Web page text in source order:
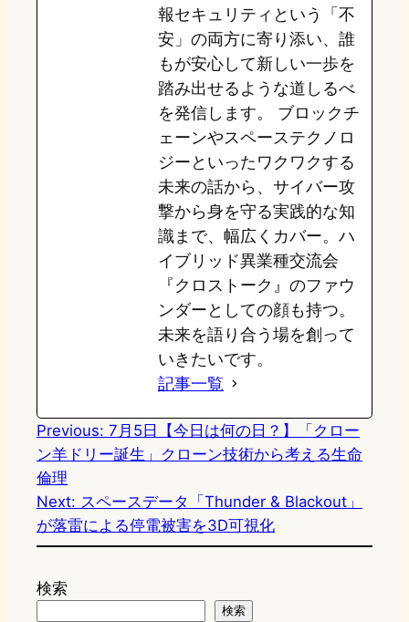
報セキュリティという「不
安」の両方に寄り添い、誰
もが安心して新しい一歩を
踏み出せるような道しるべ
を発信します。 ブロックチ
ェーンやスペーステクノロ
ジーといったワクワクする
未来の話から、サイバー攻
撃から身を守る実践的な知
識まで、幅広くカバー。ハ
イブリッド異業種交流会
『クロストーク』のファウ
ンダーとしての顔も持つ。
未来を語り合う場を創って
いきたいです。
記事一覧
Previous: 7月5日【今日は何の日？】「クロー
ン羊ドリー誕生」クローン技術から考える生命
倫理
Next: スペースデータ「Thunder & Blackout」
が落雷による停電被害を3D可視化
検索
検索